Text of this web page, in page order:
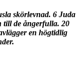
skörlevnad. 6 Juda
till de ångerfulla. 20
en högtidlig